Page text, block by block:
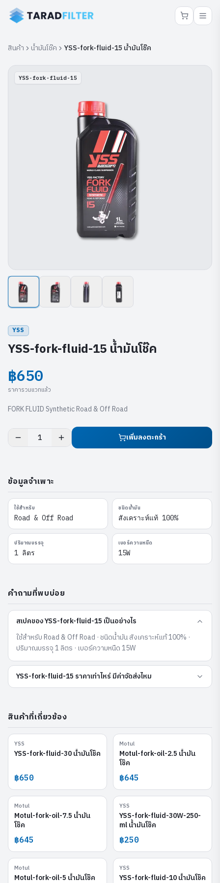
สินค้า น้ำมันโช๊ค YSS-fork-fluid-15 น้ำมันโช๊ค
YSS-fork-fluid-15
YSS
YSS-fork-fluid-15 น้ำมันโช๊ค
฿650
ราคารวมแวทแล้ว
FORK FLUID Synthetic Road & Off Road
1 เพิ่มลงตะกร้า
ข้อมูลจำเพาะ
ใช้สำหรับ
Road & Off Road
ชนิดน้ำมัน
สังเคราะห์แท้ 100%
ปริมาณบรรจุ
1 ลิตร
เบอร์ความหนืด
15W
คำถามที่พบบ่อย
สเปคของ YSS-fork-fluid-15 เป็นอย่างไร
ใช้สำหรับ Road & Off Road · ชนิดน้ำมัน สังเคราะห์แท้ 100% ·
ปริมาณบรรจุ 1 ลิตร · เบอร์ความหนืด 15W
YSS-fork-fluid-15 ราคาเท่าไหร่ มีค่าจัดส่งไหม
สินค้าที่เกี่ยวข้อง
YSS
YSS-fork-fluid-30 น้ำมันโช๊ค
฿650
Motul
Motul-fork-oil-2.5 น้ำมัน
โช๊ค
฿645
Motul
Motul-fork-oil-7.5 น้ำมัน
โช๊ค
฿645
YSS
YSS-fork-fluid-30W-250-
ml น้ำมันโช๊ค
฿250
Motul
Motul-fork-oil-5 น้ำมันโช๊ค
YSS
YSS-fork-fluid-10 น้ำมันโช๊ค